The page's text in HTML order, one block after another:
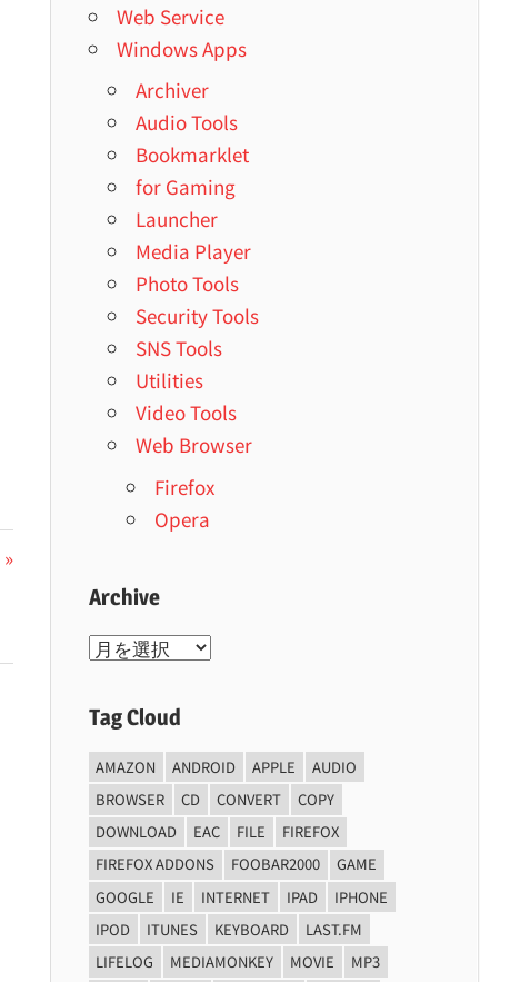
Web Service
Windows Apps
Archiver
Audio Tools
Bookmarklet
for Gaming
Launcher
Media Player
Photo Tools
Security Tools
SNS Tools
Utilities
Video Tools
Web Browser
Firefox
Opera
Archive
Archive
Tag Cloud
AMAZON ANDROID APPLE
AUDIO
BROWSER
CD CONVERT
COPY
DOWNLOAD
EAC FILE
FIREFOX
FIREFOX ADDONS
FOOBAR2000
GAME
GOOGLE
IE INTERNET IPAD
IPHONE
IPOD
ITUNES KEYBOARD
LAST.FM
LIFELOG
MEDIAMONKEY MOVIE
MP3